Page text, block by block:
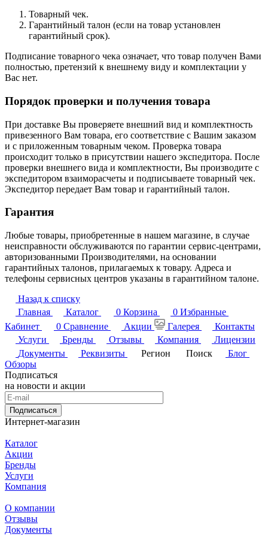
Товарный чек.
Гарантийный талон (если на товар установлен
гарантийный срок).
Подписание товарного чека означает, что товар получен Вами
полностью, претензий к внешнему виду и комплектации у
Вас нет.
Порядок проверки и получения товара
При доставке Вы проверяете внешний вид и комплектность
привезенного Вам товара, его соответствие с Вашим заказом
и с приложенным товарным чеком. Проверка товара
происходит только в присутствии нашего экспедитора. После
проверки внешнего вида и комплектности, Вы производите с
экспедитором взаиморасчеты и подписываете товарный чек.
Экспедитор передает Вам товар и гарантийный талон.
Гарантия
Любые товары, приобретенные в нашем магазине, в случае
неисправности обслуживаются по гарантии сервис-центрами,
авторизованными Производителями, на основании
гарантийных талонов, прилагаемых к товару. Адреса и
телефоны сервисных центров указаны в гарантийном талоне.
Назад к списку
Главная
Каталог 0 Корзина 0 Избранные
Кабинет
0 Сравнение Акции Галерея
Контакты
Услуги
Бренды Отзывы Компания
Лицензии
Документы
Реквизиты Регион Поиск
Блог
Обзоры
Подписаться
на новости и акции
Подписаться
Интернет-магазин
Каталог
Акции
Бренды
Услуги
Компания
О компании
Отзывы
Документы